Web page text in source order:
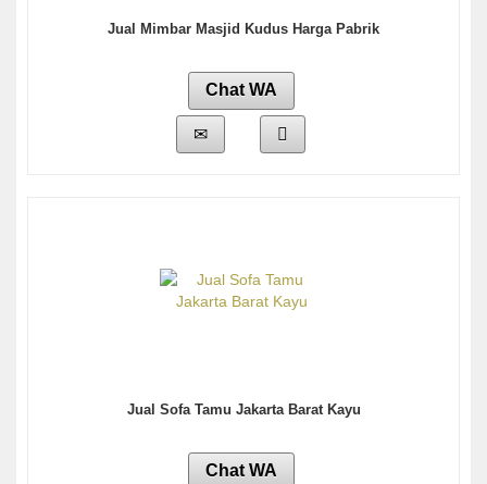
Jual Mimbar Masjid Kudus Harga Pabrik
Chat WA
Jual Sofa Tamu Jakarta Barat Kayu
Chat WA